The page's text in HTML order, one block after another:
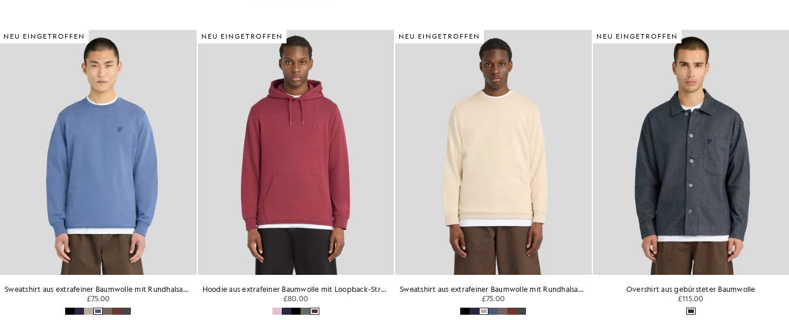
NEU EINGETROFFEN
Sweatshirt aus extrafeiner Baumwolle mit Rundhalsausschnitt
£75.00
NEU EINGETROFFEN
Hoodie aus extrafeiner Baumwolle mit Loopback-Struktur
£80.00
NEU EINGETROFFEN
Sweatshirt aus extrafeiner Baumwolle mit Rundhalsausschnitt
£75.00
NEU EINGETROFFEN
Overshirt aus gebürsteter Baumwolle
£115.00